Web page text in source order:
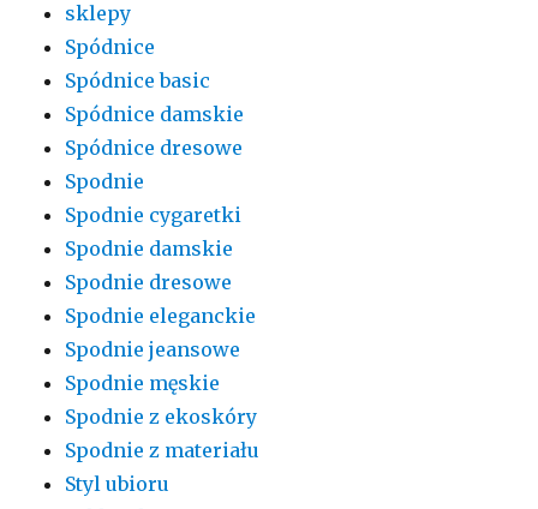
sklepy
Spódnice
Spódnice basic
Spódnice damskie
Spódnice dresowe
Spodnie
Spodnie cygaretki
Spodnie damskie
Spodnie dresowe
Spodnie eleganckie
Spodnie jeansowe
Spodnie męskie
Spodnie z ekoskóry
Spodnie z materiału
Styl ubioru